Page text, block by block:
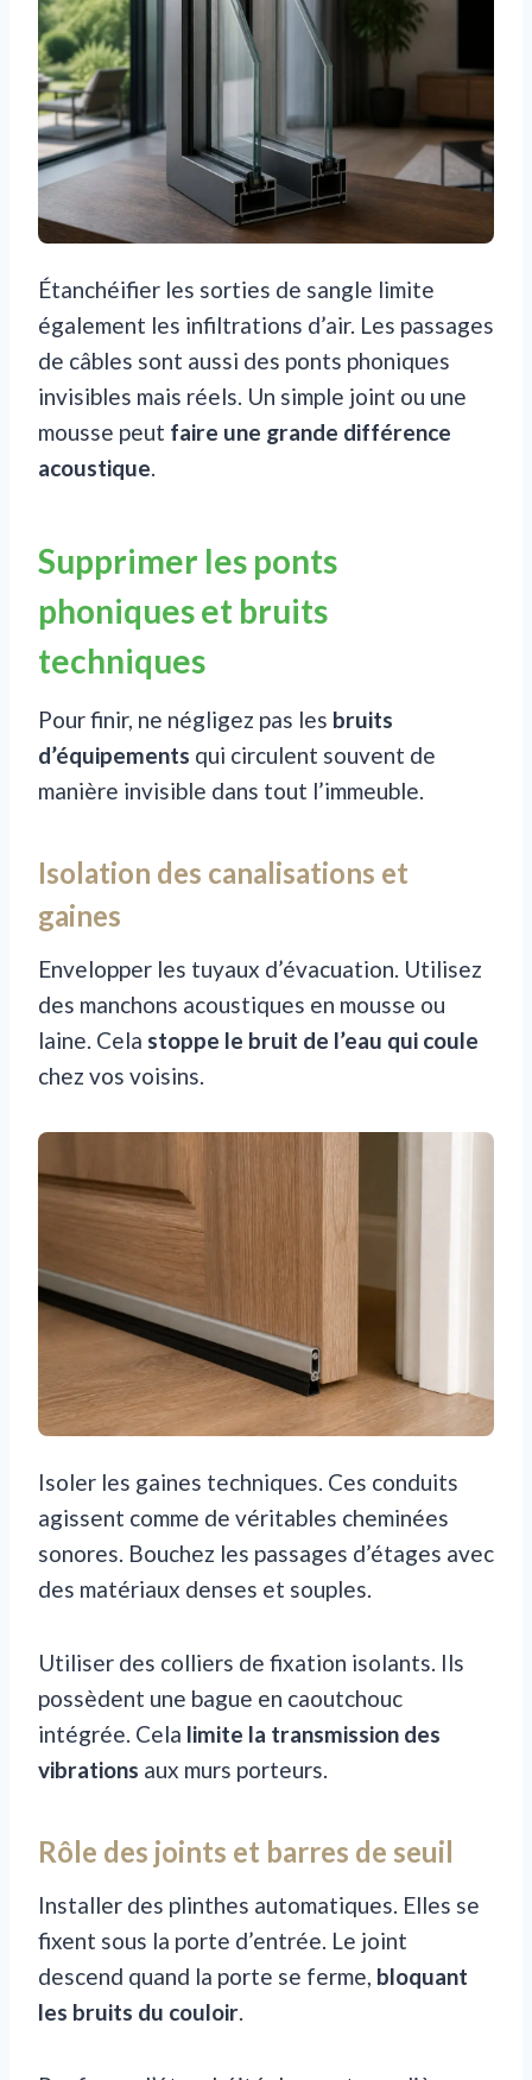
Étanchéifier les sorties de sangle limite
également les infiltrations d’air. Les passages
de câbles sont aussi des ponts phoniques
invisibles mais réels. Un simple joint ou une
mousse peut faire une grande différence
acoustique
Supprimer les ponts
phoniques et bruits
techniques
Pour finir, ne négligez pas les bruits
d’équipements qui circulent souvent de
manière invisible dans tout l’immeuble.
Isolation des canalisations et
gaines
Envelopper les tuyaux d’évacuation. Utilisez
des manchons acoustiques en mousse ou
laine. Cela stoppe le bruit de l’eau qui coule
chez vos voisins.
Isoler les gaines techniques. Ces conduits
agissent comme de véritables cheminées
sonores. Bouchez les passages d’étages avec
des matériaux denses et souples.
Utiliser des colliers de fixation isolants. Ils
possèdent une bague en caoutchouc
intégrée. Cela limite la transmission des
vibrations aux murs porteurs.
Rôle des joints et barres de seuil
Installer des plinthes automatiques. Elles se
fixent sous la porte d’entrée. Le joint
descend quand la porte se ferme, bloquant
les bruits du couloir